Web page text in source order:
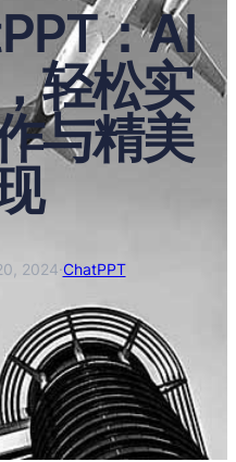
：AI
轻松实
与精美
2024·ChatPPT